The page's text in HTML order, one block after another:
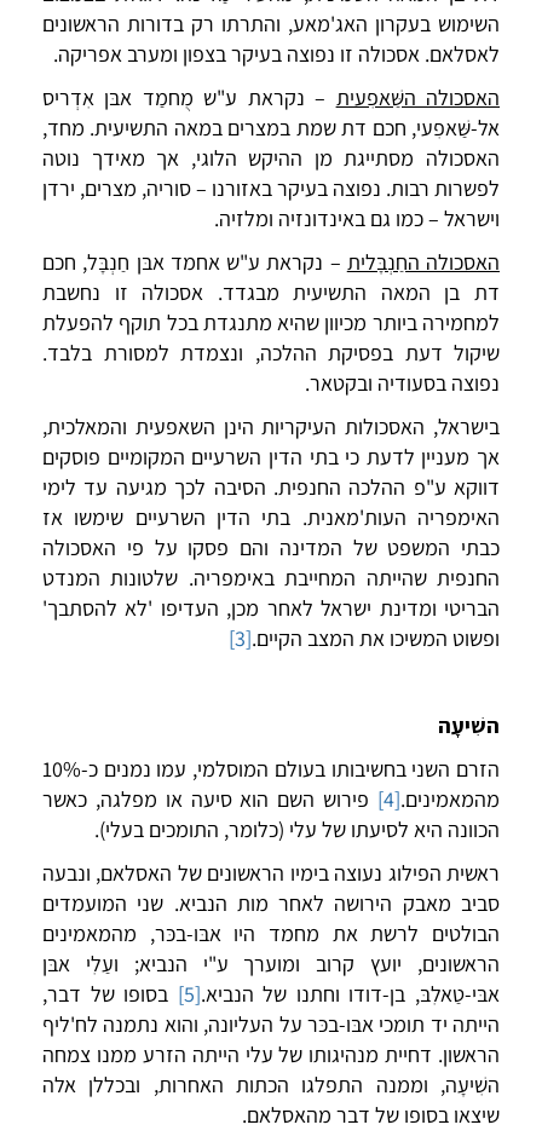
השימוש בעקרון האג'מאע, והתרתו רק בדורות הראשונים
לאסלאם. אסכולה זו נפוצה בעיקר בצפון ומערב אפריקה.
האסכולה השַּׁאפִעית – נקראת ע"ש מֻחמַד אבּן אִדְריס
אל-שַּׁאפִעי, חכם דת שמת במצרים במאה התשיעית. מחד,
האסכולה מסתייגת מן ההיקש הלוגי, אך מאידך נוטה
לפשרות רבות. נפוצה בעיקר באזורנו – סוריה, מצרים, ירדן
וישראל – כמו גם באינדונזיה ומלזיה.
האסכולה החַנְבָּלית – נקראת ע"ש אחמד אבּן חַנְבָּל, חכם
דת בן המאה התשיעית מבגדד. אסכולה זו נחשבת
למחמירה ביותר מכיוון שהיא מתנגדת בכל תוקף להפעלת
שיקול דעת בפסיקת ההלכה, ונצמדת למסורת בלבד.
נפוצה בסעודיה ובקטאר.
בישראל, האסכולות העיקריות הינן השאפעית והמאלכית,
אך מעניין לדעת כי בתי הדין השרעיים המקומיים פוסקים
דווקא ע"פ ההלכה החנפית. הסיבה לכך מגיעה עד לימי
האימפריה העות'מאנית. בתי הדין השרעיים שימשו אז
כבתי המשפט של המדינה והם פסקו על פי האסכולה
החנפית שהייתה המחייבת באימפריה. שלטונות המנדט
הבריטי ומדינת ישראל לאחר מכן, העדיפו 'לא להסתבך'
ופשוט המשיכו את המצב הקיים.[3]
השִׁיעָה
הזרם השני בחשיבותו בעולם המוסלמי, עמו נמנים כ-10%
מהמאמינים.[4]
פירוש השם הוא סיעה או מפלגה, כאשר
הכוונה היא לסיעתו של עלי (כלומר, התומכים בעלי).
ראשית הפילוג נעוצה בימיו הראשונים של האסלאם, ונבעה
סביב מאבק הירושה לאחר מות הנביא. שני המועמדים
הבולטים לרשת את מחמד היו אבּו-בכּר, מהמאמינים
הראשונים, יועץ קרוב ומוערך ע"י הנביא; ועַלִי אבּן
אבּי-טַאלִבּ, בן-דודו וחתנו של הנביא.[5]
בסופו של דבר,
הייתה יד תומכי אבּו-בכּר על העליונה, והוא נתמנה לח'ליף
הראשון. דחיית מנהיגותו של עלי הייתה הזרע ממנו צמחה
השִׁיעָה, וממנה התפלגו הכתות האחרות, ובכללן אלה
שיצאו בסופו של דבר מהאסלאם.